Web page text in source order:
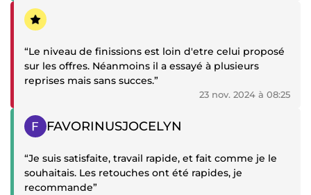
Témoignage négatif
“Le niveau de finissions est loin d'etre celui proposé
sur les offres. Néanmoins il a essayé à plusieurs
reprises mais sans succes.”
23 nov. 2024 à 08:25
Témoignage positif
FAVORINUSJOCELYN
“Je suis satisfaite, travail rapide, et fait comme je le
souhaitais. Les retouches ont été rapides, je
recommande”